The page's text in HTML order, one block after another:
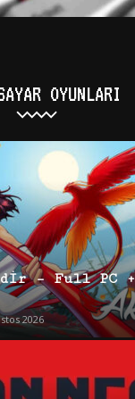
OYUNLARI
– Full PC +
2026